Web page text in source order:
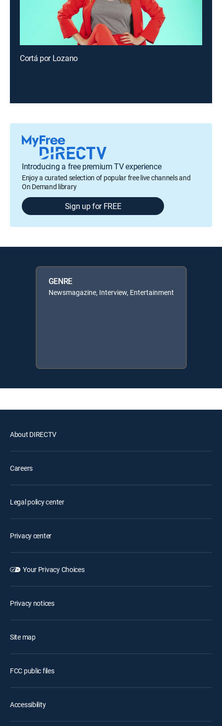
Cortá por Lozano
Introducing a free premium TV experience
Enjoy a curated selection of popular free live channels and
On Demand library
Sign up for FREE
GENRE
Newsmagazine, Interview, Entertainment
About DIRECTV
Careers
Legal policy center
Privacy center
Your Privacy Choices
Privacy notices
Site map
FCC public files
Accessibility